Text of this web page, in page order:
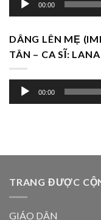
00:00
DÂNG LÊN MẸ
TÂN – CA SĨ:
Trình
chơi
00:00
TRANG ĐƯỢC
GIÁO DÂN